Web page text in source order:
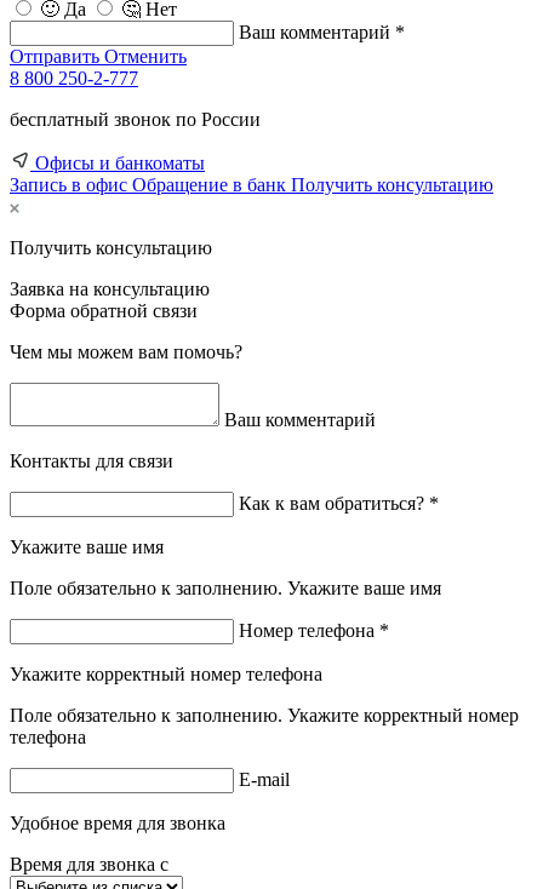
🙂 Да
🤔 Нет
Ваш комментарий *
Отправить Отменить
8 800 250-2-777
бесплатный звонок по России
Офисы и банкоматы
Запись в офис Обращение в банк Получить консультацию
Получить консультацию
Заявка на консультацию
Форма обратной связи
Чем мы можем вам помочь?
Ваш комментарий
Контакты для связи
Как к вам обратиться? *
Укажите ваше имя
Поле обязательно к заполнению. Укажите ваше имя
Номер телефона *
Укажите корректный номер телефона
Поле обязательно к заполнению. Укажите корректный номер
телефона
E-mail
Удобное время для звонка
Время для звонка с